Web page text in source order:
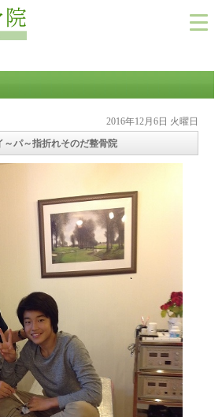
2016年12月6日 火曜日
パ～指折れそのだ整骨院